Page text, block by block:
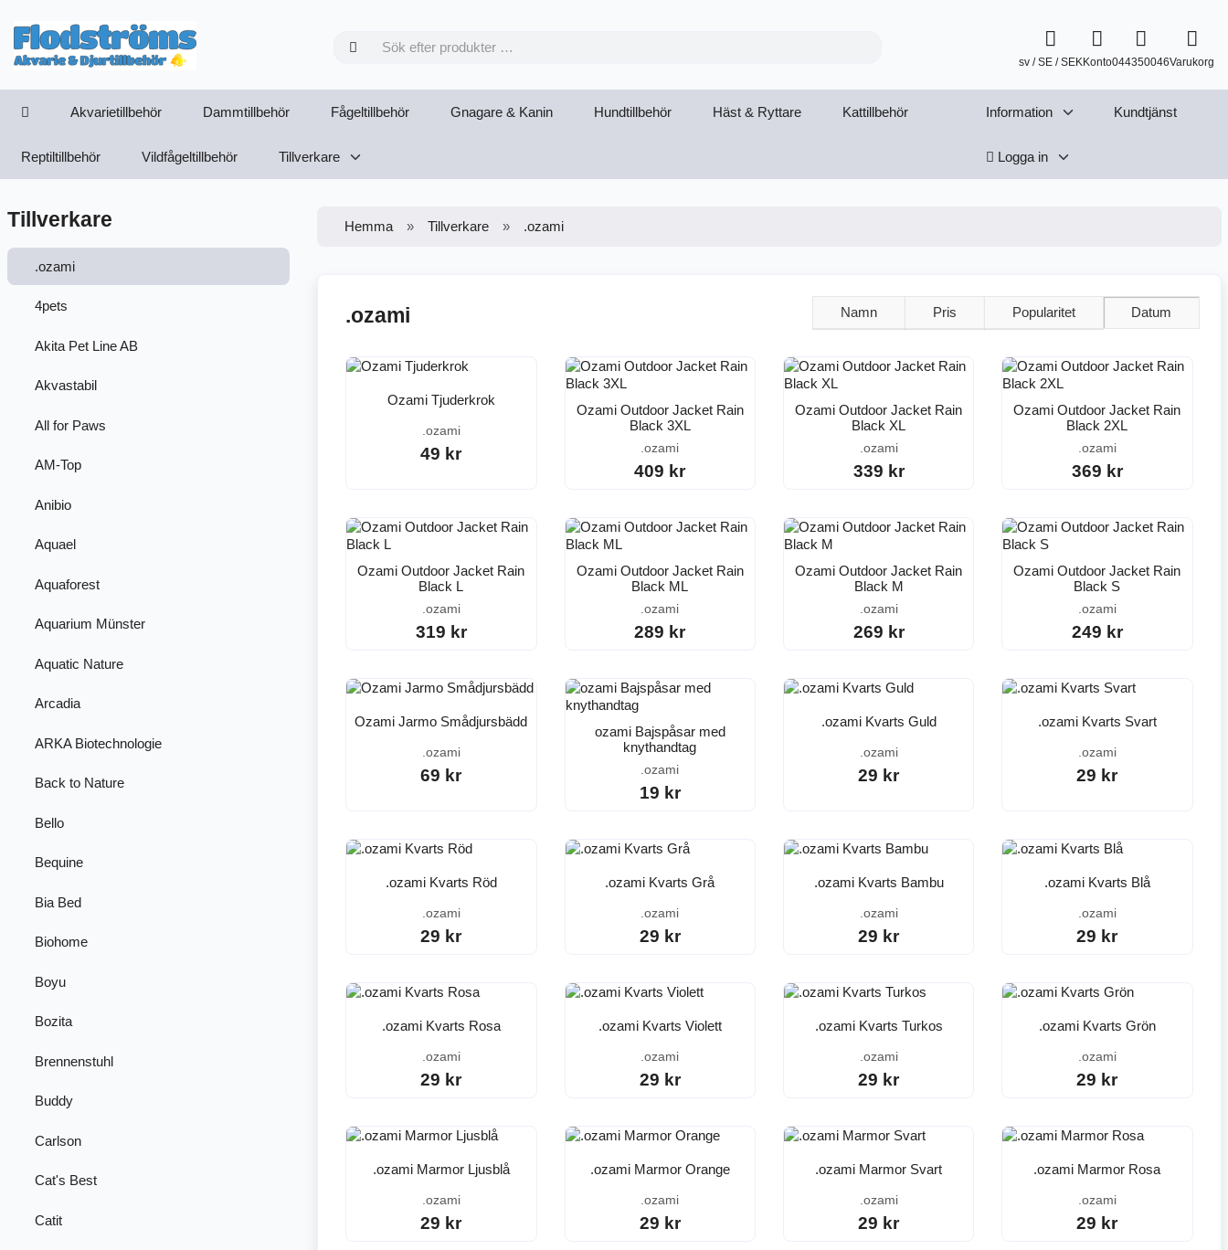
sv / SE / SEKKonto044350046Varukorg
Akvarietillbehör Dammtillbehör Fågeltillbehör Gnagare & Kanin Hundtillbehör Häst & Ryttare Kattillbehör
Reptiltillbehör Vildfågeltillbehör Tillverkare
Information Kundtjänst
Logga in
Tillverkare
.ozami
4pets
Akita Pet Line AB
Akvastabil
All for Paws
AM-Top
Anibio
Aquael
Aquaforest
Aquarium Münster
Aquatic Nature
Arcadia
ARKA Biotechnologie
Back to Nature
Bello
Bequine
Bia Bed
Biohome
Boyu
Bozita
Brennenstuhl
Buddy
Carlson
Cat's Best
Catit
Hemma Tillverkare .ozami
Namn Pris Popularitet Datum
.ozami
Ozami Tjuderkrok
.ozami
49 kr
Ozami Outdoor Jacket Rain
Black 3XL
.ozami
409 kr
Ozami Outdoor Jacket Rain
Black XL
.ozami
339 kr
Ozami Outdoor Jacket Rain
Black 2XL
.ozami
369 kr
Ozami Outdoor Jacket Rain
Black L
.ozami
319 kr
Ozami Outdoor Jacket Rain
Black ML
.ozami
289 kr
Ozami Outdoor Jacket Rain
Black M
.ozami
269 kr
Ozami Outdoor Jacket Rain
Black S
.ozami
249 kr
Ozami Jarmo Smådjursbädd
.ozami
69 kr
ozami Bajspåsar med
knythandtag
.ozami
19 kr
.ozami Kvarts Guld
.ozami
29 kr
.ozami Kvarts Svart
.ozami
29 kr
.ozami Kvarts Röd
.ozami
29 kr
.ozami Kvarts Grå
.ozami
29 kr
.ozami Kvarts Bambu
.ozami
29 kr
.ozami Kvarts Blå
.ozami
29 kr
.ozami Kvarts Rosa
.ozami
29 kr
.ozami Kvarts Violett
.ozami
29 kr
.ozami Kvarts Turkos
.ozami
29 kr
.ozami Kvarts Grön
.ozami
29 kr
.ozami Marmor Ljusblå
.ozami
29 kr
.ozami Marmor Orange
.ozami
29 kr
.ozami Marmor Svart
.ozami
29 kr
.ozami Marmor Rosa
.ozami
29 kr